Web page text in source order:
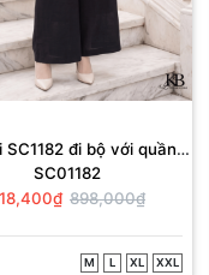
SC1182 đi bộ với quần
QD984.
SC01182
898,000₫
M L XL XXL